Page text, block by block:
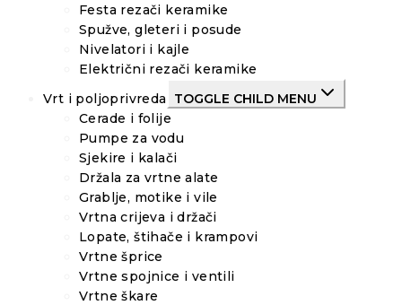
Festa rezači keramike
Spužve, gleteri i posude
Nivelatori i kajle
Električni rezači keramike
Vrt i poljoprivreda
TOGGLE CHILD MENU
Cerade i folije
Pumpe za vodu
Sjekire i kalači
Držala za vrtne alate
Grablje, motike i vile
Vrtna crijeva i držači
Lopate, štihače i krampovi
Vrtne šprice
Vrtne spojnice i ventili
Vrtne škare